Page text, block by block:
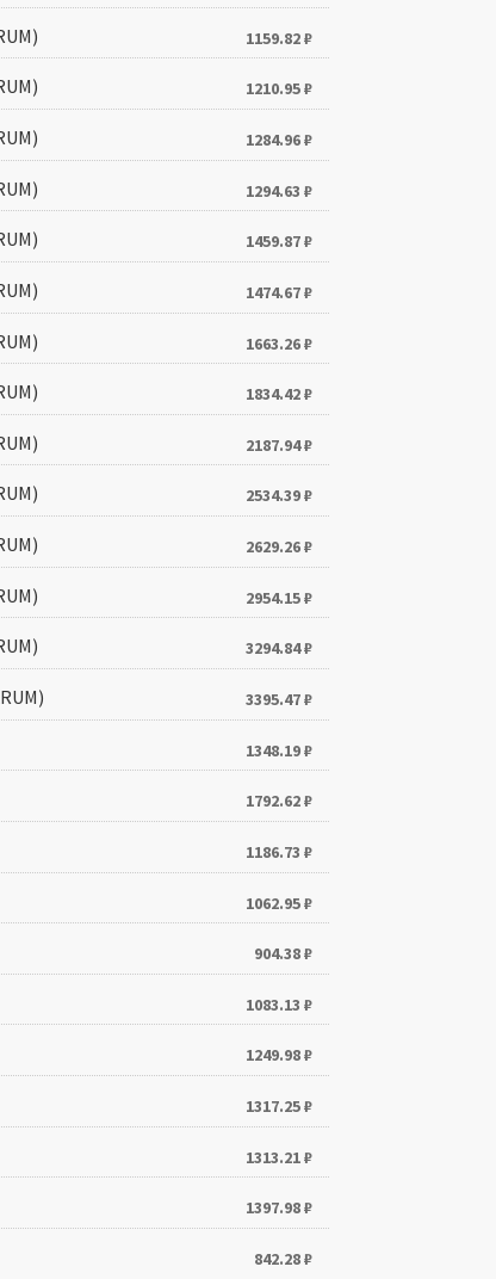
1159.82₽
1210.95₽
1284.96₽
1294.63 ₽
1459.87₽
1474.67₽
1663.26₽
1834.42₽
2187.94₽
2534.39₽
2629.26₽
2954.15₽
3294.84₽
3395.47₽
1348.19₽
1792.62₽
1186.73 ₽
1062.95₽
904.38₽
1083.13 ₽
1249.98₽
1317.25₽
1313.21₽
1397.98₽
842.28₽